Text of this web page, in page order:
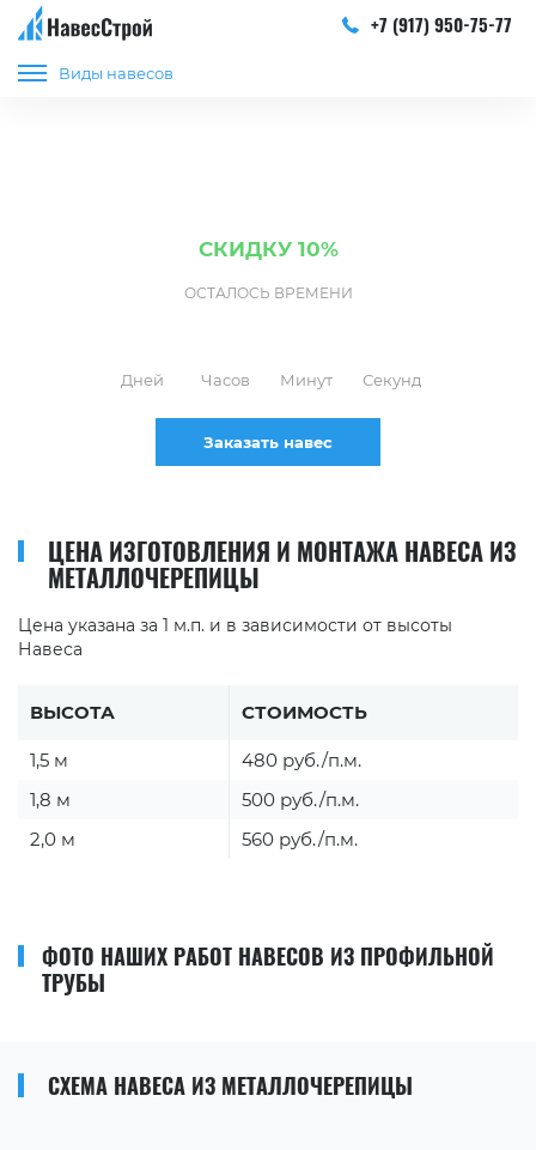
+7 (917) 950-75-77
Виды навесов
СКИДКУ 10%
ОСТАЛОСЬ ВРЕМЕНИ
Дней Часов Минут Секунд
Заказать навес
ЦЕНА ИЗГОТОВЛЕНИЯ И МОНТАЖА НАВЕСА ИЗ
МЕТАЛЛОЧЕРЕПИЦЫ
Цена указана за 1 м.п. и в зависимости от высоты
Навеса
ВЫСОТА СТОИМОСТЬ
1,5 м
480 руб./п.м.
1,8 м
500 руб./п.м.
2,0 м
560 руб./п.м.
ФОТО НАШИХ РАБОТ НАВЕСОВ ИЗ ПРОФИЛЬНОЙ
ТРУБЫ
СХЕМА НАВЕСА ИЗ МЕТАЛЛОЧЕРЕПИЦЫ